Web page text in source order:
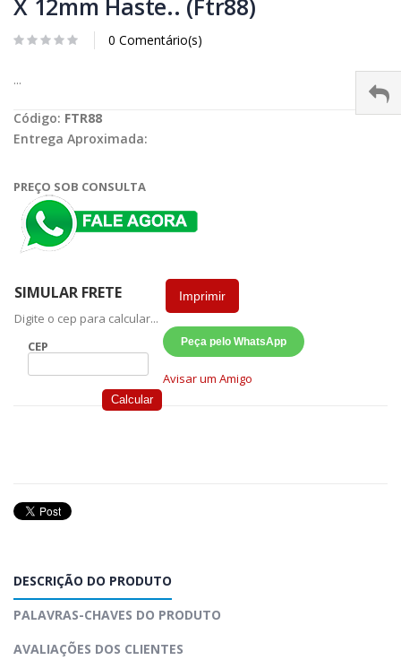
0 Comentário(s)
...
Código: FTR88
Entrega Aproximada:
PREÇO SOB CONSULTA
SIMULAR FRETE
Digite o cep para calcular...
CEP
Calcular
Imprimir
Peça pelo WhatsApp
Avisar um Amigo
DESCRIÇÃO DO PRODUTO
PALAVRAS-CHAVES DO PRODUTO
AVALIAÇÕES DOS CLIENTES